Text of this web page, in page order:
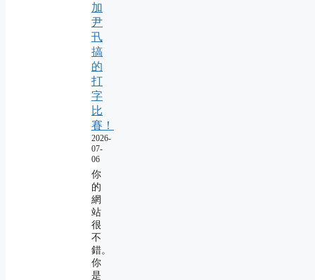
加
尹
卂
搞
的
打
字
比
賽！
2026-
07-
06
你
的
網
站
很
不
錯。
你
是